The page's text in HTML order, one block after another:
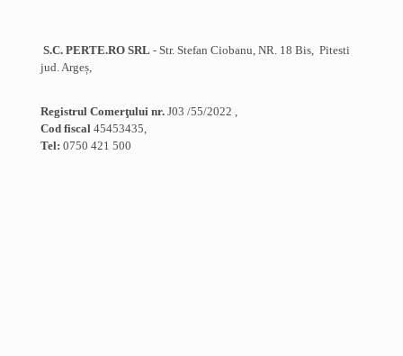
S.C. PERTE.RO SRL - Str. Stefan Ciobanu, NR. 18 Bis, Pitesti
jud. Argeș,
Registrul Comerţului nr. J03 /55/2022 ,
Cod fiscal 45453435,
Tel: 0750 421 500